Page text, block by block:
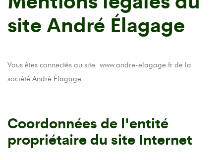
site André Élagage
Vous êtes connectés au site www.andre-elagage.fr de la
société André Élagage
Coordonnées de l'entité
propriétaire du site Internet